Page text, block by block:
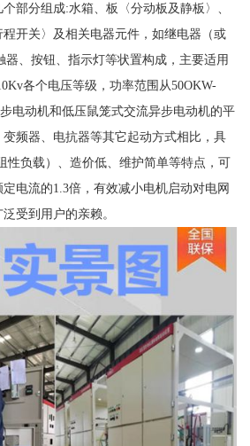
部分组成:水箱、板〈分动板及静板〉、
开关〉及相关电器元件，如继电器（或
器、按钮、指示灯等状置构成，主要适用
各个电压等级，功率范围从50OKW-
电动机和低压鼠笼式交流异步电动机的平
频器、电抗器等其它起动方式相比，具
性负载）、造价低、维护简单等特点，可
电流的1.3倍，有效减小电机启动对电网
受到用户的亲赖。